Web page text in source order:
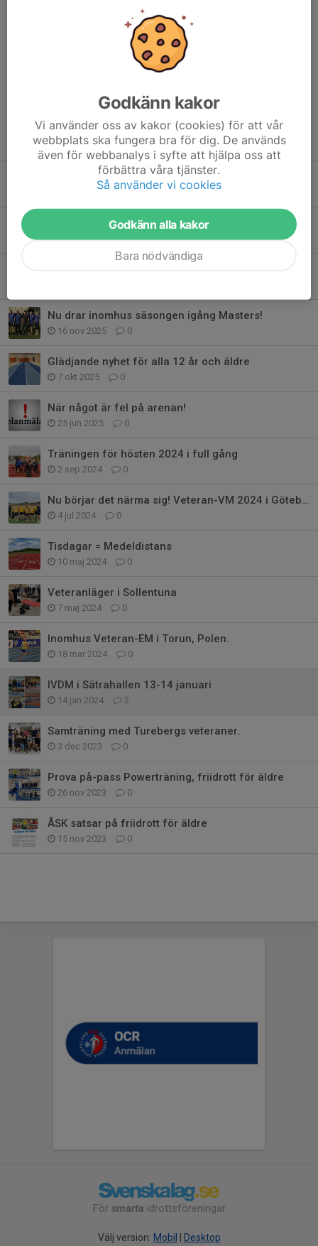
Marie Johansson15 jan 2024
Stort grattis, så roligt att ni var så många som deltog och
Tidigare nyheter
22 jul, 21:17 0
Medalj och dubbla rekord på EM i Toruń
4 apr, 15:34 3
Nu drar inomhus säsongen igång Masters!
16 nov 2025 0
Glädjande nyhet för alla 12 år och äldre
7 okt 2025 0
När något är fel på arenan!
25 jun 2025 0
Träningen för hösten 2024 i full gång
2 sep 2024 0
Nu börjar det närma sig! Veteran-VM 2024 i Göteborg.
4 jul 2024 0
Tisdagar = Medeldistans
10 maj 2024 0
Veteranläger i Sollentuna
7 maj 2024 0
Inomhus Veteran-EM i Torun, Polen.
18 mar 2024 0
IVDM i Sätrahallen 13-14 januari
14 jan 2024 2
Samträning med Turebergs veteraner.
3 dec 2023 0
Prova på-pass Powerträning, friidrott för äldre
26 nov 2023 0
ÅSK satsar på friidrott för äldre
15 nov 2023 0
För smarta idrottsföreningar
Välj version: Mobil | Desktop
Godkänn kakor
Vi använder oss av kakor (cookies) för att vår
webbplats ska fungera bra för dig. De används
även för webbanalys i syfte att hjälpa oss att
förbättra våra tjänster.
Så använder vi cookies
Godkänn alla kakor
Bara nödvändiga